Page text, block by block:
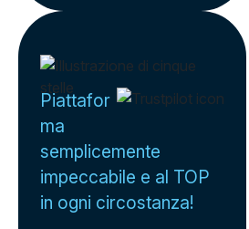
Piattafor
ma
semplicemente
impeccabile e al TOP
in ogni circostanza!